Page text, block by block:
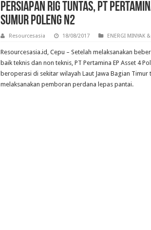
Persiapan Rig Tuntas, PT
Sumur Poleng N2
Resourcesasia 18/08/2017 ENERGI MINYAK
Resourcesasia.id, Cepu – Setelah melaksanakan
baik teknis dan non teknis, PT Pertamina EP Asset 4
beroperasi di sekitar wilayah Laut Jawa Bagian Timur
melaksanakan pemboran perdana lepas pantai.